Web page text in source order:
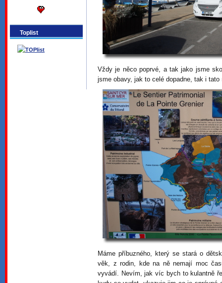
Toplist
Vždy je něco poprvé, a tak jako jsme
jsme obavy, jak to celé dopadne, tak i
Máme příbuzného, který se stará o
věk, z rodin, kde na ně nemají moc
vyvádí. Nevím, jak víc bych to kulantně